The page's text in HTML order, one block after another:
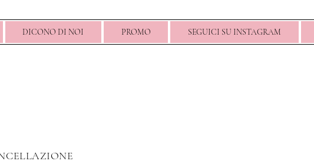
DICONO DI NOI PROMO SEGUICI SU INSTAGRAM